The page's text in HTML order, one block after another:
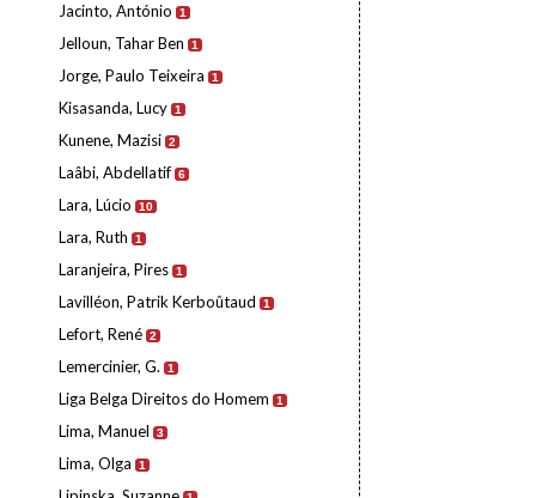
Jacinto, António 1
Jelloun, Tahar Ben 1
Jorge, Paulo Teixeira 1
Kisasanda, Lucy 1
Kunene, Mazisi 2
Laâbi, Abdellatif 6
Lara, Lúcio 10
Lara, Ruth 1
Laranjeira, Pires 1
Lavilléon, Patrik Kerboûtaud 1
Lefort, René 2
Lemercinier, G. 1
Liga Belga Direitos do Homem 1
Lima, Manuel 3
Lima, Olga 1